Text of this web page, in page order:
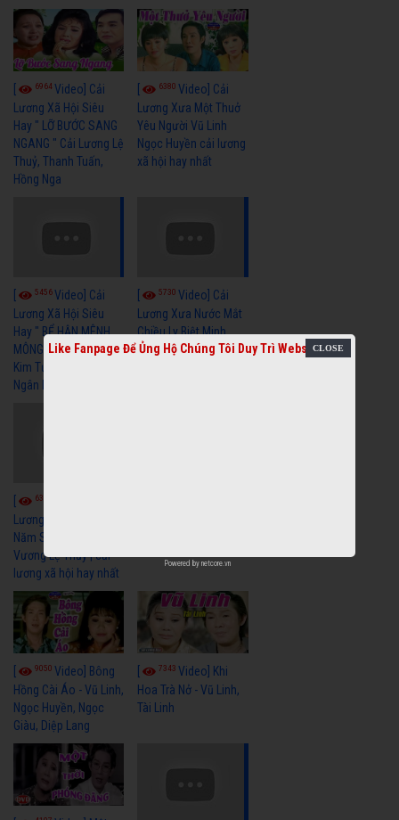
6964Video] Cải
Lương Xã Hội Siêu
Hay " LỠ BƯỚC SANG
NGANG " Cải Lương Lệ
Thuỷ, Thanh Tuấn,
Hồng Nga
6380Video] Cải
Lương Xưa Một Thuở
Yêu Người Vũ Linh
Ngọc Huyền cải lương
xã hội hay nhất
5456Video] Cải
Lương Xã Hội Siêu
Hay " BỂ HẬN MÊNH
MÔNG " Cải Lương
Kim Tử Long, Thanh
Ngân Hay Nhất
5730Video] Cải
Lương Xưa Nước Mắt
Chiều Ly Biệt Minh
Vương Tài Linh cải
6317
Lương Xưa : Rồi 30
Năm Sau - Minh
Vương Lệ Thủy | cải
lương xã hội hay nhất
9050 Video] Bông
Hồng Cài Áo - Vũ Linh,
Ngọc Huyền, Ngọc
Giàu, Diệp Lang
7343Video] Khi
Hoa Trà Nở - Vũ Linh,
Tài Linh
Like Fanpage Để Ủng Hộ Chúng Tôi Duy Trì Website
Powered by netcore.vn